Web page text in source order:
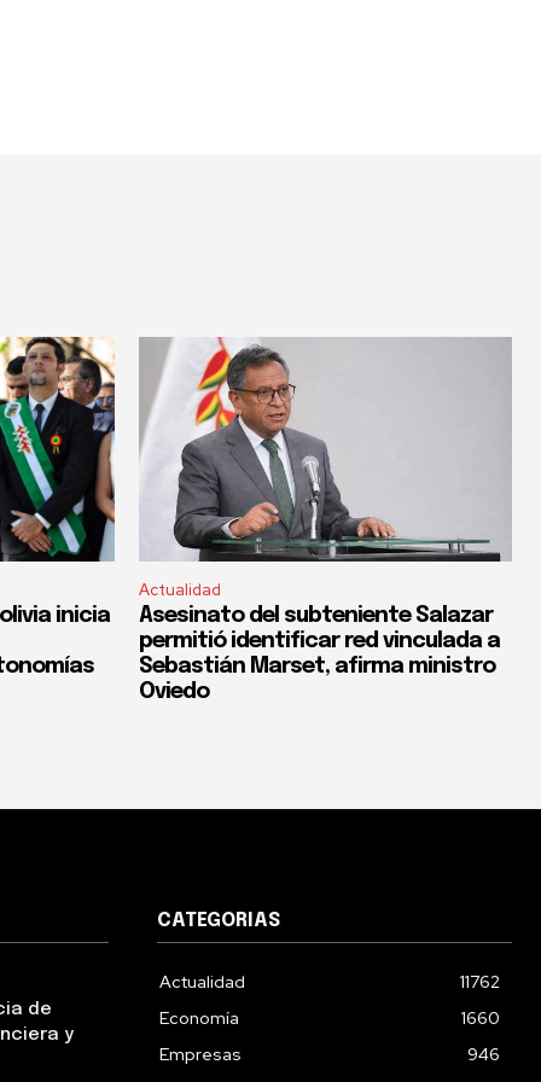
inicia
Actualidad
Asesinato del subteniente Salazar
permitió identificar red vinculada a
Sebastián Marset, afirma ministro
Oviedo
de
y
CATEGORIAS
Actualidad
11762
Economía
1660
Empresas
946